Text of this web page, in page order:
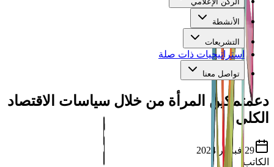
الأنشطة
التشريعات
استراتيجيات ذات صلة
تواصل معنا
دعمتمكين المرأة من خلال سياسات الاقتصاد
الكلى
29 فبراير 2024
الكاتب